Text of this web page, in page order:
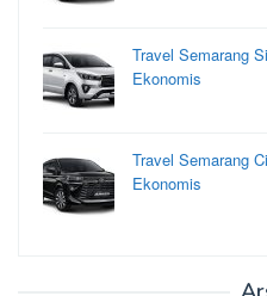
Travel Semarang
Ekonomis
Travel Semarang
Ekonomis